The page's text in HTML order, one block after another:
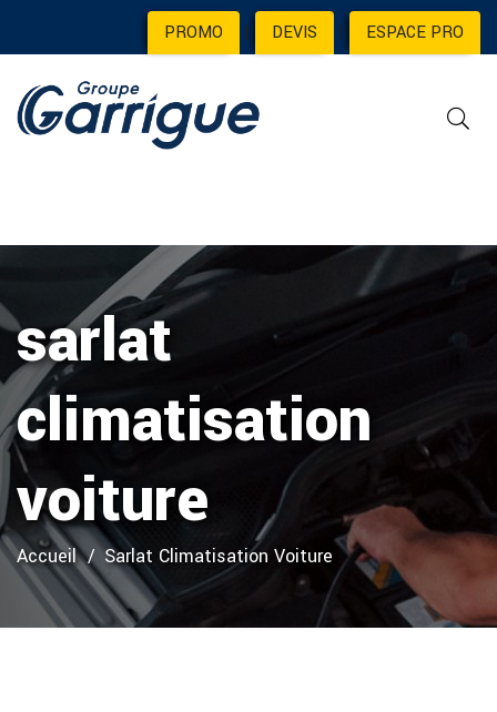
PROMO | DEVIS | ESPACE PRO
sarlat
climatisation
voiture
Accueil Sarlat Climatisation Voiture